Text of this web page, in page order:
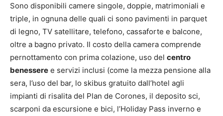
Sono disponibili camere singole, doppie, matrimoniali e
triple, in ognuna delle quali ci sono pavimenti in parquet
di legno, TV satellitare, telefono, cassaforte e balcone,
oltre a bagno privato. Il costo della camera comprende
pernottamento con prima colazione, uso del centro
benessere e servizi inclusi (come la mezza pensione alla
sera, l’uso del bar, lo skibus gratuito dall’hotel agli
impianti di risalita del Plan de Corones, il deposito sci,
scarponi da escursione e bici, l’Holiday Pass inverno e